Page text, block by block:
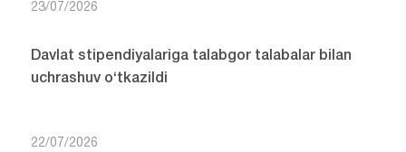
23/07/2026
Davlat stipendiyalariga talabgor talabalar bilan
uchrashuv o‘tkazildi
22/07/2026